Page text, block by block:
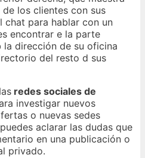
los clientes con sus
chat para hablar con un
encontrar e la parte
dirección de su oficina
del resto d sus
redes sociales de
investigar nuevos
o nuevas sedes
aclarar las dudas que
en una publicación o
privado.